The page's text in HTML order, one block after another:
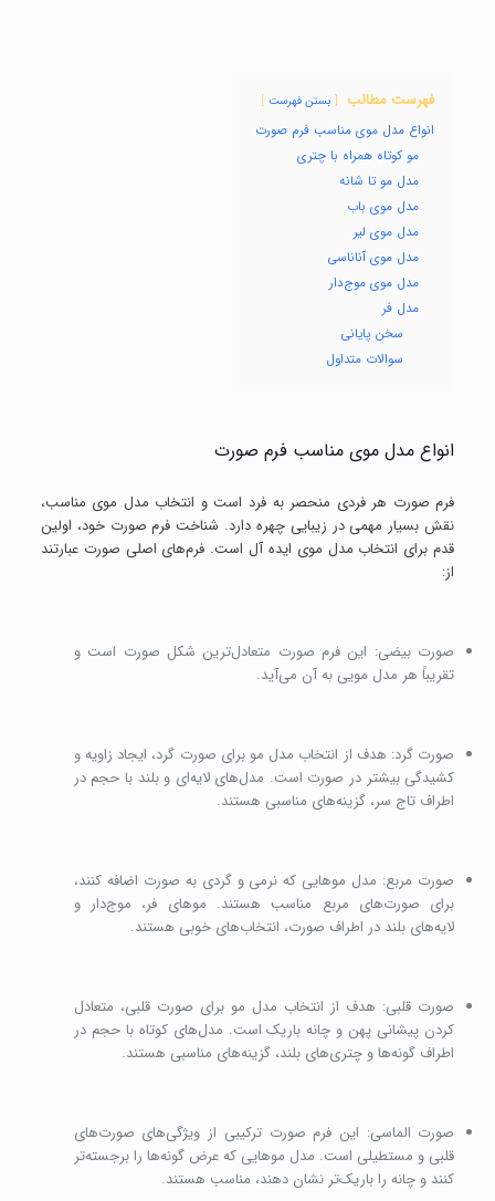
فهرست مطالب بستن فهرست
انواع مدل موی مناسب فرم صورت
مو کوتاه همراه با چتری
مدل مو تا شانه
مدل موی باب
مدل موی لیر
مدل موی آناناسی
مدل موی موج‌دار
مدل فر
سخن پایانی
سوالات متداول
انواع مدل موی مناسب فرم صورت
فرم صورت هر فردی منحصر به فرد است و انتخاب مدل موی مناسب،
نقش بسیار مهمی در زیبایی چهره دارد. شناخت فرم صورت خود، اولین
قدم برای انتخاب مدل موی ایده آل است. فرم‌های اصلی صورت عبارتند
از:
صورت بیضی: این فرم صورت متعادل‌ترین شکل صورت است و
تقریباً هر مدل مویی به آن می‌آید.
صورت گرد: هدف از انتخاب مدل مو برای صورت گرد، ایجاد زاویه و
کشیدگی بیشتر در صورت است. مدل‌های لایه‌ای و بلند با حجم در
اطراف تاج سر، گزینه‌های مناسبی هستند.
صورت مربع: مدل موهایی که نرمی و گردی به صورت اضافه کنند،
برای صورت‌های مربع مناسب هستند. موهای فر، موج‌دار و
لایه‌های بلند در اطراف صورت، انتخاب‌های خوبی هستند.
صورت قلبی: هدف از انتخاب مدل مو برای صورت قلبی، متعادل
کردن پیشانی پهن و چانه باریک است. مدل‌های کوتاه با حجم در
اطراف گونه‌ها و چتری‌های بلند، گزینه‌های مناسبی هستند.
صورت الماسی: این فرم صورت ترکیبی از ویژگی‌های صورت‌های
قلبی و مستطیلی است. مدل موهایی که عرض گونه‌ها را برجسته‌تر
کنند و چانه را باریک‌تر نشان دهند، مناسب هستند.